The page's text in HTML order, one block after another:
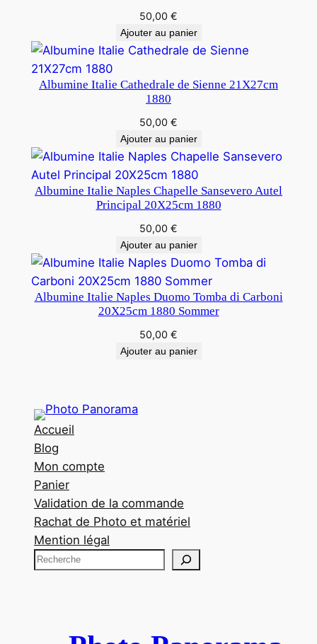
50,00 €
Ajouter au panier
Albumine Italie Cathedrale de Sienne 21X27cm
1880
50,00 €
Ajouter au panier
Albumine Italie Naples Chapelle Sansevero Autel
Principal 20X25cm 1880
50,00 €
Ajouter au panier
Albumine Italie Naples Duomo Tomba di Carboni
20X25cm 1880 Sommer
50,00 €
Ajouter au panier
Accueil
Blog
Mon compte
Panier
Validation de la commande
Rachat de Photo et matériel
Mention légal
R